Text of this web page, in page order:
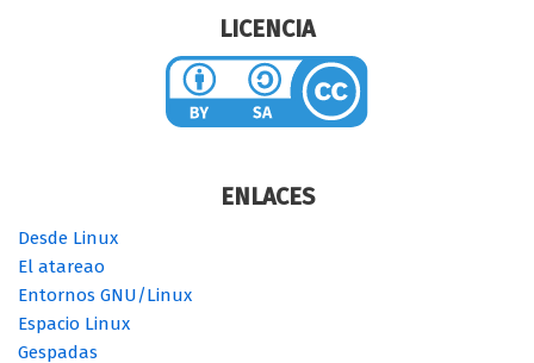
programación python
sistema operativo temas terminal tip
wallpaper web wordpress